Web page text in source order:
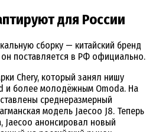
для России
сборку — китайский бренд
он поставляется в РФ официально.
Chery, который занял нишу
и более молодёжным Omoda. На
среднеразмерный
модель Jaecoo J8. Теперь
Jaecoo анонсировал новый